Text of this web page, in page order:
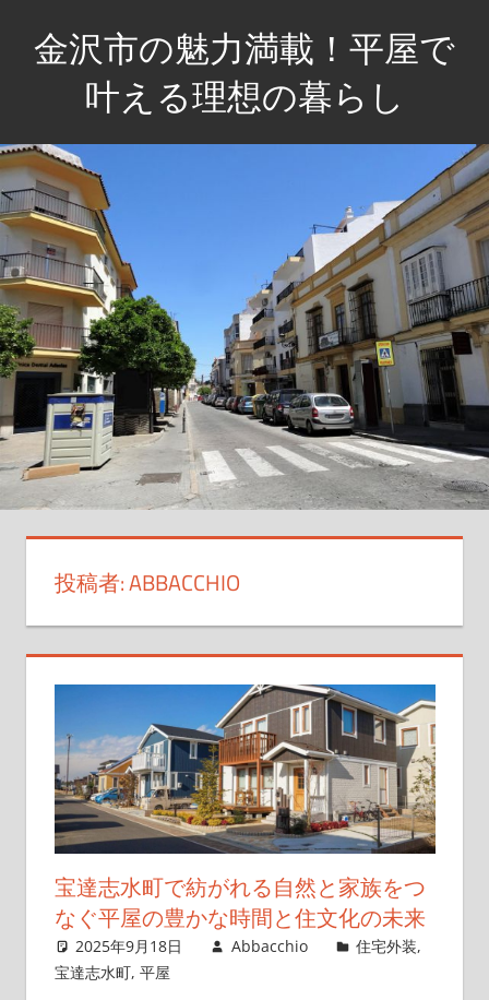
ツ
へ
ス
キ
ッ
プ
金沢市の魅力満載！平屋で
叶える理想の暮らし
贅
沢
な
空
間
で、
心
豊
か
毎
を
実
現
う！
投稿者:ABBACCHIO
宝達志水町で紡がれる自然と家族をつ
なぐ平屋の豊かな時間と住文化の未来
2025年9月18日 Abbacchio 住宅外装,
宝達志水町, 平屋